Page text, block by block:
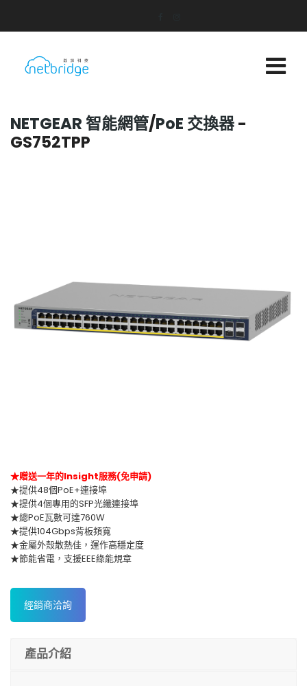
NETGEAR 智能網管/PoE 交換器-
GS752TPP
★贈送一年的Insight服務(免申請)
★提供48個PoE+連接埠
★提供4個專用的SFP光纖連接埠
★總PoE瓦數可達760W
★提供104Gbps背板頻寬
★金屬外殼散熱佳，運作高穩定度
★節能省電，支援EEE綠能規章
經銷商洽詢
產品介紹